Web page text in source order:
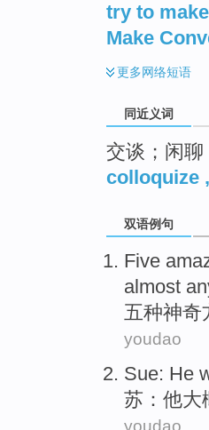
try to
Make
更多网络短语
同近义词
交谈；闲聊
colloquize ,
双语例句
Five
almost
五种神奇
youdao
Sue: He
苏 ： 他大
youdao